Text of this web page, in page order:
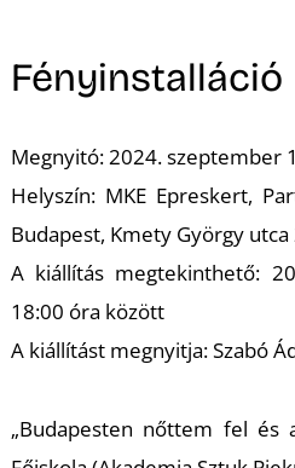
Fényinstalláció
Megnyitó: 2024. szeptember
Helyszín: MKE Epreskert,
Budapest, Kmety György utca
A kiállítás megtekinthető:
18:00 óra között
A kiállítást megnyitja: Szabó
„Budapesten nőttem fel és